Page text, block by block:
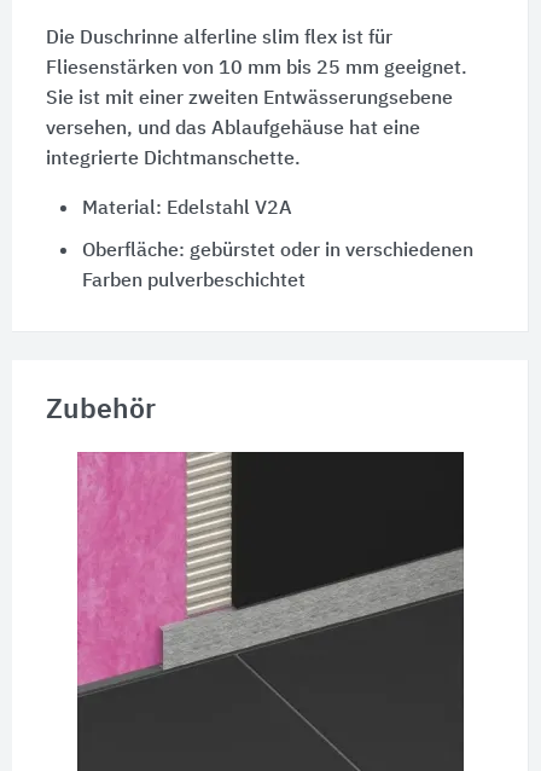
Die Duschrinne alferline slim flex ist für
Fliesenstärken von 10 mm bis 25 mm geeignet.
Sie ist mit einer zweiten Entwässerungsebene
versehen, und das Ablaufgehäuse hat eine
integrierte Dichtmanschette.
Material: Edelstahl V2A
Oberfläche: gebürstet oder in verschiedenen
Farben pulverbeschichtet
Zubehör